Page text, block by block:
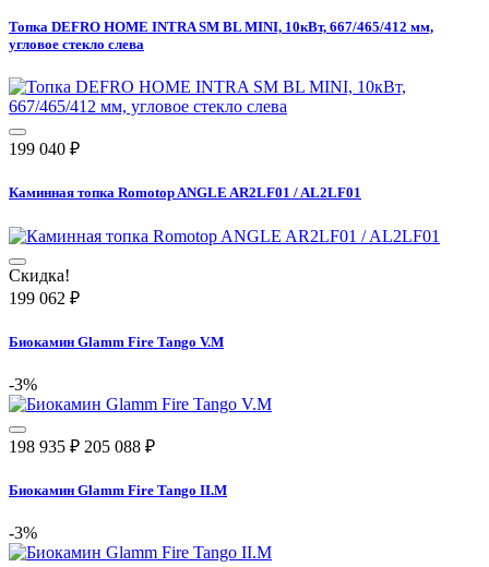
Топка DEFRO HOME INTRA SM BL MINI, 10кВт, 667/465/412 мм,
угловое стекло слева
199 040 ₽
Каминная топка Romotop ANGLE AR2LF01 / AL2LF01
Скидка!
199 062 ₽
Биокамин Glamm Fire Tango V.M
-3%
198 935 ₽ 205 088 ₽
Биокамин Glamm Fire Tango II.M
-3%